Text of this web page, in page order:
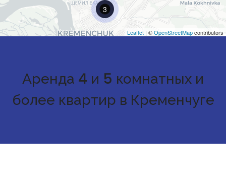
3
Leaflet | ©OpenStreetMapcontributors
Аренда 4 и 5 комнатных и
более квартир в Кременчуге